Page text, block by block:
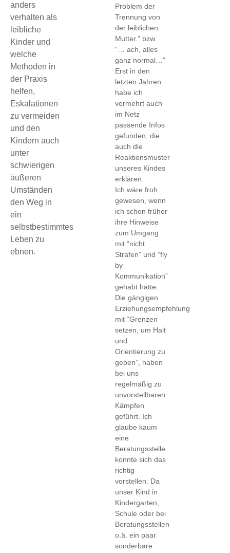
anders
verhalten als
leibliche
Kinder und
welche
Methoden in
der Praxis
helfen,
Eskalationen
zu vermeiden
und den
Kindern auch
unter
schwierigen
äußeren
Umständen
den Weg in
ein
selbstbestimmtes
Leben zu
ebnen.
Problem der
Trennung von
der leiblichen
Mutter.” bzw.
“… ach, alles
ganz normal…”
Erst in den
letzten Jahren
habe ich
vermehrt auch
im Netz
passende Infos
gefunden, die
auch die
Reaktionsmuster
unseres Kindes
erklären.
Ich wäre froh
gewesen, wenn
ich schon früher
ihre Hinweise
zum Umgang
mit “nicht
Strafen” und “fly
by
Kommunikation”
gehabt hätte.
Die gängigen
Erziehungsempfehlung
mit “Grenzen
setzen, um Halt
und
Orientierung zu
geben”, haben
bei uns
regelmäßig zu
unvorstellbaren
Kämpfen
geführt. Ich
glaube kaum
eine
Beratungsstelle
konnte sich das
richtig
vorstellen. Da
unser Kind in
Kindergarten,
Schule oder bei
Beratungsstellen
o.ä. ein paar
sonderbare